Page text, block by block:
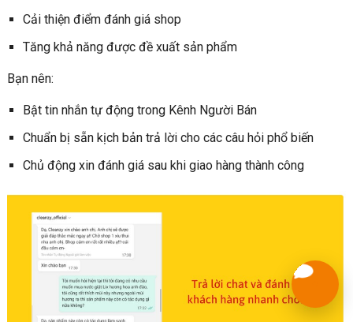
Cải thiện điểm đánh giá shop
Tăng khả năng được đề xuất sản phẩm
Bạn nên:
Bật tin nhắn tự động trong Kênh Người Bán
Chuẩn bị sẵn kịch bản trả lời cho các câu hỏi phổ biến
Chủ động xin đánh giá sau khi giao hàng thành công